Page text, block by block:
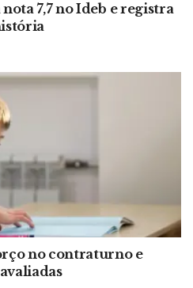
7,7 no Ideb e registra
no contraturno e